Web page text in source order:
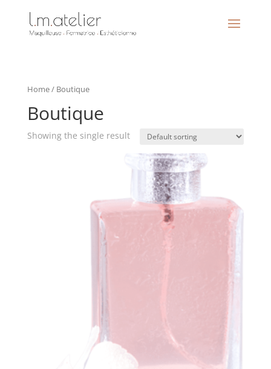
Home/ Boutique
Boutique
Showing the single result